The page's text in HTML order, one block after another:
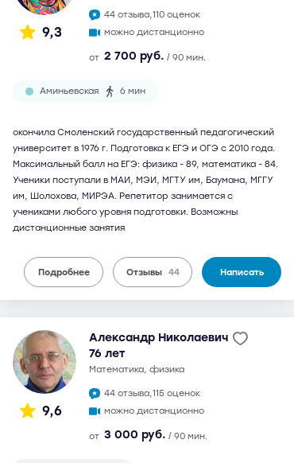
9,3
44 отзыва,110 оценок
можно дистанционно
от 2 700 руб. / 90 мин.
Аминьевская 6 мин
окончила Смоленский государственный педагогический
университет в 1976 г. Подготовка к ЕГЭ и ОГЭ с 2010 года.
Максимальный балл на ЕГЭ: физика - 89, математика - 84.
Ученики поступали в МАИ, МЭИ, МГТУ им, Баумана, МГГУ
им, Шолохова, МИРЭА. Репетитор занимается с
учениками любого уровня подготовки. Возможны
дистанционные занятия
Подробнее Отзывы 44 Написать
9,6
Александр Николаевич
76 лет
математика, физика
44 отзыва,115 оценок
можно дистанционно
от 3 000 руб. / 90 мин.